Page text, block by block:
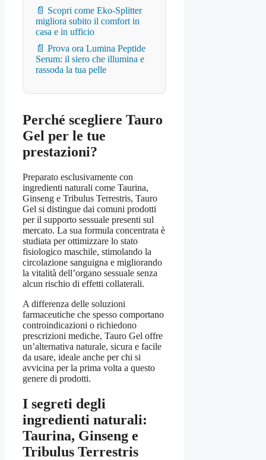
📄 Scopri come Eko‑Splitter
migliora subito il comfort in
casa e in ufficio
📄 Prova ora Lumina Peptide
Serum: il siero che illumina e
rassoda la tua pelle
Perché scegliere Tauro
Gel per le tue
prestazioni?
Preparato esclusivamente con
ingredienti naturali come Taurina,
Ginseng e Tribulus Terrestris, Tauro
Gel si distingue dai comuni prodotti
per il supporto sessuale presenti sul
mercato. La sua formula concentrata è
studiata per ottimizzare lo stato
fisiologico maschile, stimolando la
circolazione sanguigna e migliorando
la vitalità dell’organo sessuale senza
alcun rischio di effetti collaterali.
A differenza delle soluzioni
farmaceutiche che spesso comportano
controindicazioni o richiedono
prescrizioni mediche, Tauro Gel offre
un’alternativa naturale, sicura e facile
da usare, ideale anche per chi si
avvicina per la prima volta a questo
genere di prodotti.
I segreti degli
ingredienti naturali:
Taurina, Ginseng e
Tribulus Terrestris